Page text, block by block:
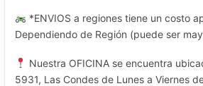
*ENVIOS a regiones tiene un costo
Dependiendo de Región (puede ser
Nuestra OFICINA se encuentra
5931, Las Condes de Lunes a Viernes